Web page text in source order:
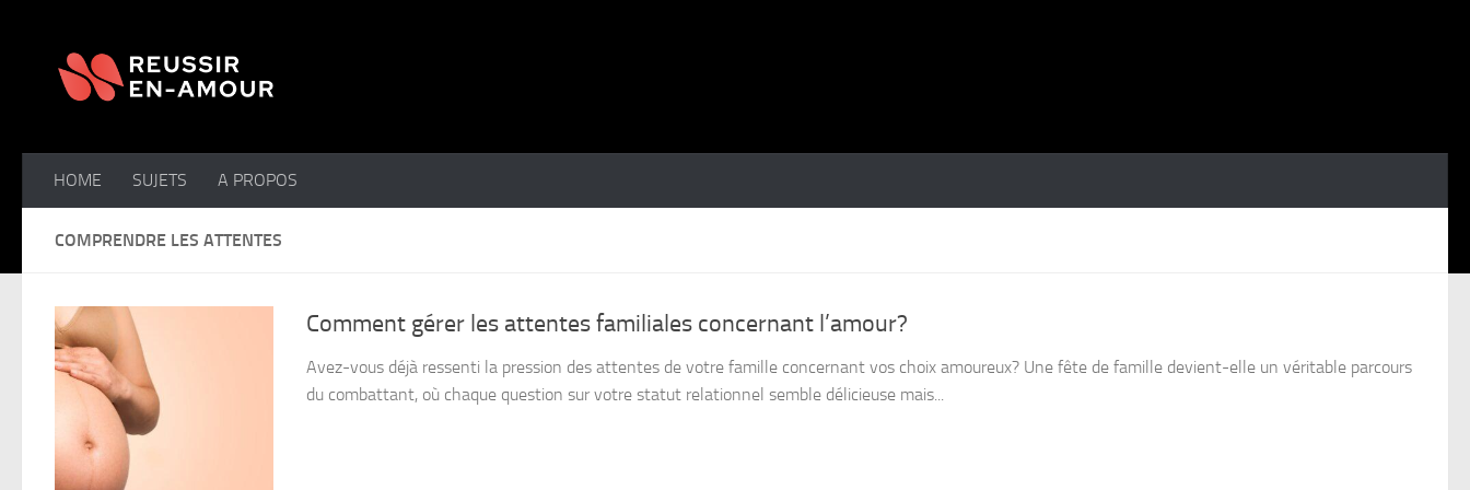
HOME SUJETS A PROPOS
COMPRENDRE LES ATTENTES
Comment gérer les attentes familiales concernant l’amour?
Avez-vous déjà ressenti la pression des attentes de votre famille concernant vos choix amoureux? Une fête de famille devient-elle un véritable parcours
du combattant, où chaque question sur votre statut relationnel semble délicieuse mais...